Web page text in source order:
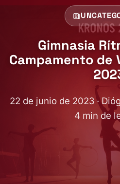
Gimnasia
Campamento de
22 de junio de 2023 ·
4 min de